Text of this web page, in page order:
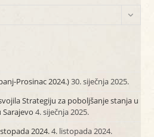
Prosinac 2024.)30. siječnja 2025.
Strategiju za poboljšanje stanja u
4. siječnja 2025.
2024.4. listopada 2024.